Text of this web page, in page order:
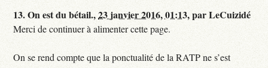
13.On est du bétail.,23 janvier 2016, 01:13,parLeCuizidé
Merci de continuer à alimenter cette page.
On se rend compte que la ponctualité de la RATP ne s’est